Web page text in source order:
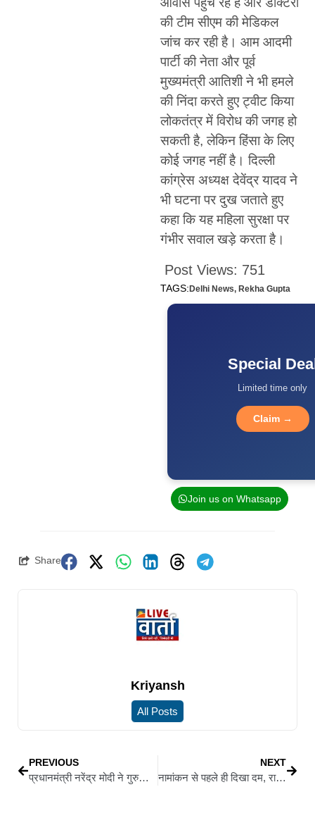
की टीम सीएम की मेडिकल
जांच कर रही है। आम आदमी
पार्टी की नेता और पूर्व
मुख्यमंत्री आतिशी ने भी हमले
की निंदा करते हुए ट्वीट किया
लोकतंत्र में विरोध की जगह हो
सकती है, लेकिन हिंसा के लिए
कोई जगह नहीं है। दिल्ली
कांग्रेस अध्यक्ष देवेंद्र यादव ने
भी घटना पर दुख जताते हुए
कहा कि यह महिला सुरक्षा पर
गंभीर सवाल खड़े करता है।
Post Views: 751
TAGS: Delhi News, Rekha Gupta
Special
Limited time only
Claim →
Join us on Whatsapp
Share
Kriyansh
All Posts
PREVIOUS
प्रधानमंत्री नरेंद्र मोदी ने गुरुजी शिबू सोरेन को दी श्रद्धांजलि, पार्थिव शरीर के किए दर्शन
NEXT
नामांकन से पहले ही दिखा दम, राधाकृष्णन के समर्थन में जुटा पूरा एनडीए खेमा